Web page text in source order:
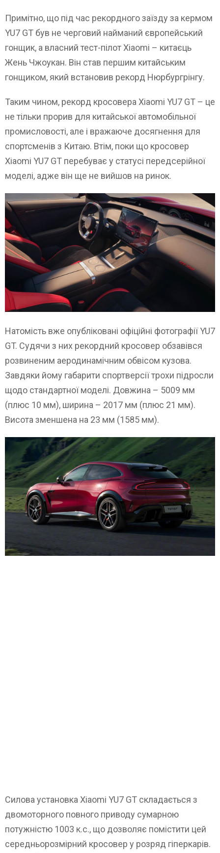
Примітно, що під час рекордного заїзду за кермом
YU7 GT був не черговий найманий європейський
гонщик, а власний тест-пілот Xiaomi – китаєць
Жень Чжоукан. Він став першим китайським
гонщиком, який встановив рекорд Нюрбургрінгу.
Таким чином, рекорд кросовера Xiaomi YU7 GT – це
не тільки прорив для китайської автомобільної
промисловості, але і вражаюче досягнення для
спортсменів з Китаю. Втім, поки що кросовер
Xiaomi YU7 GT перебуває у статусі передсерійної
моделі, адже він ще не вийшов на ринок.
Натомість вже опубліковані офіційні фотографії YU7
GT. Судячи з них рекордний кросовер обзавівся
розвиненим аеродинамічним обвісом кузова.
Завдяки йому габарити спортверсії трохи підросли
щодо стандартної моделі. Довжина – 5009 мм
(плюс 10 мм), ширина – 2017 мм (плюс 21 мм).
Висота зменшена на 23 мм (1585 мм).
Силова установка Xiaomi YU7 GT складається з
двомоторного повного приводу сумарною
потужністю 1003 к.с., що дозволяє помістити цей
середньорозмірний кросовер у розряд гіперкарів.